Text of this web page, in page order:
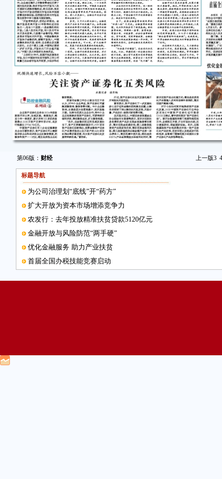
第06版： 财经 上一版3 4
标题导航
为公司治理划“底线”开“药方”
扩大开放为资本市场增添竞争力
农发行：去年投放精准扶贫贷款5120亿元
金融开放与风险防范“两手硬”
优化金融服务 助力产业扶贫
首届全国办税技能竞赛启动